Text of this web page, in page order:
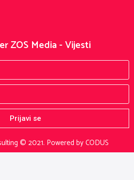
© 2021. Powered by CODUS
ZOS Media - Vijesti
Prijavi se